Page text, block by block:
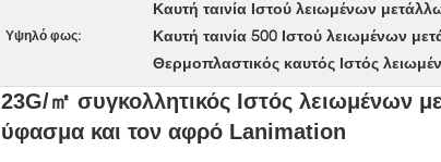
Υψηλό φως:
Καυτή ταινία Ιστού λειωμένων
Καυτή ταινία 500 Ιστού λειωμένων
Θερμοπλαστικός καυτός Ιστός
23G/㎡ συγκολλητικός Ιστός λειωμένων
ύφασμα και τον αφρό Lanimation